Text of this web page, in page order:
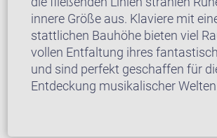
innere Größe aus. Klaviere mit
stattlichen Bauhöhe bieten viel
vollen Entfaltung ihres
und sind perfekt geschaffen für
Entdeckung musikalischer